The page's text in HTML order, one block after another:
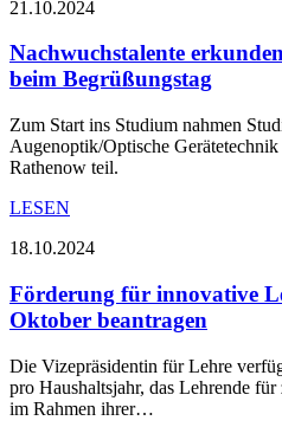
21.10.2024
Nachwuchstalente
beim Begrüßungstag
Zum Start ins Studium nahmen
Augenoptik/Optische
Rathenow teil.
LESEN
18.10.2024
Förderung für innovative
Oktober beantragen
Die Vizepräsidentin für Lehre
pro Haushaltsjahr, das Lehrende
im Rahmen ihrer…